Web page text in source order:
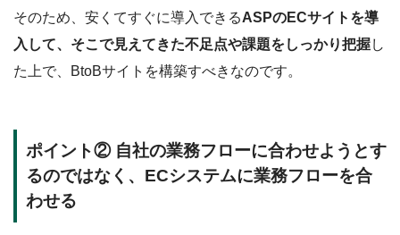
そのため、安くてすぐに導入できるASPのECサイトを導
入して、そこで見えてきた不足点や課題をしっかり把握し
た上で、BtoBサイトを構築すべきなのです。
ポイント② 自社の業務フローに合わせようとす
るのではなく、ECシステムに業務フローを合
わせる